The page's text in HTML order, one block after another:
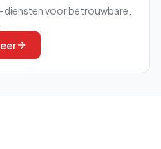
voor betrouwbare,